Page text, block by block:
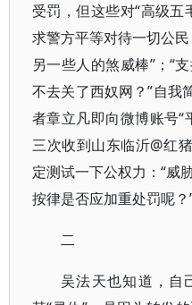
受罚，但这些对“高级
求警方平等对待一切公
另一些人的煞威棒”；“
不去关了西奴网？”自我
者章立凡即向微博账号“
三次收到山东临沂@红
定测试一下公权力：“威
按律是否应加重处罚呢？
二
吴法天也知道，自